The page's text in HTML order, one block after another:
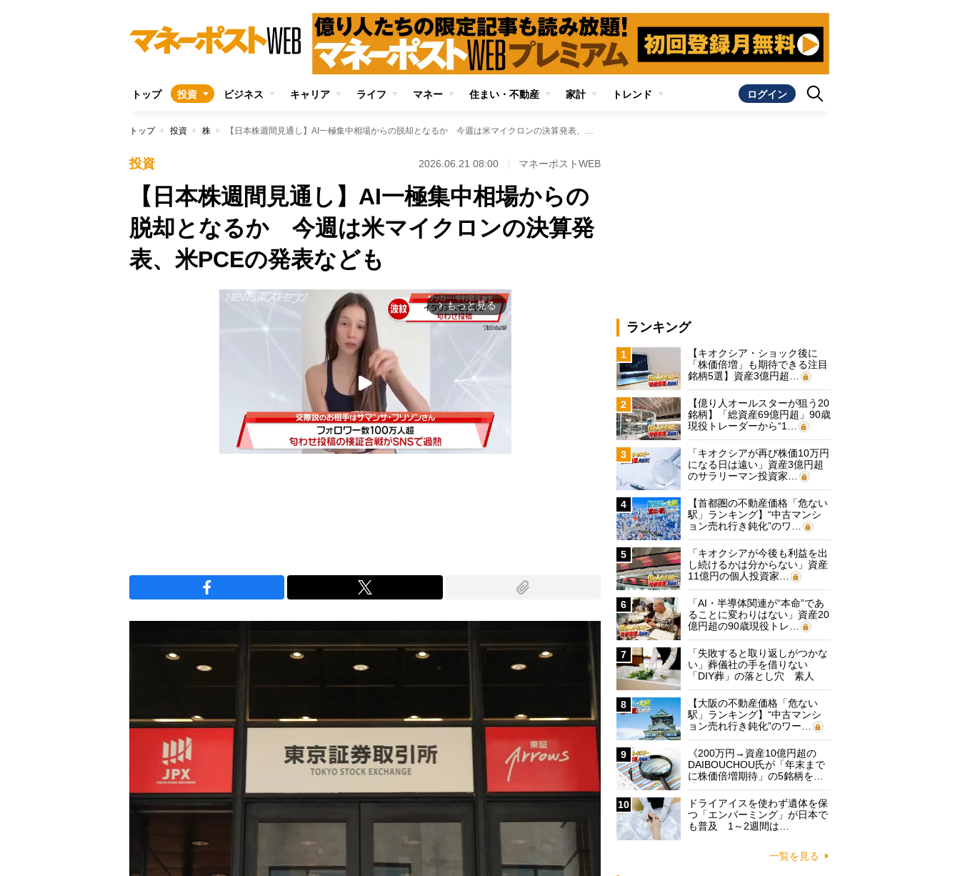
トップ 投資 ビジネス キャリア ライフ マネー 住まい・不動産 家計 トレンド ログイン
トップ 投資 株 【日本株週間見通し】AI一極集中相場からの脱却となるか 今週は米マイクロンの決算発表、米PCEの発表なども
投資 2026.06.21 08:00 マネーポストWEB
【日本株週間見通し】AI一極集中相場からの
脱却となるか 今週は米マイクロンの決算発
表、米PCEの発表なども
arrow_forward_ios もっと見る
ランキング
1
【キオクシア・ショック後に
「株価倍増」も期待できる注目
銘柄5選】資産3億円超…
2
【億り人オールスターが狙う20
銘柄】「総資産69億円超」90歳
現役トレーダーから“1…
3
「キオクシアが再び株価10万円
になる日は遠い」資産3億円超
のサラリーマン投資家…
4
【首都圏の不動産価格「危ない
駅」ランキング】“中古マンシ
ョン売れ行き鈍化”のワ…
5
「キオクシアが今後も利益を出
し続けるかは分からない」資産
11億円の個人投資家…
6
「AI・半導体関連が“本命”であ
ることに変わりはない」資産20
億円超の90歳現役トレ…
7
「失敗すると取り返しがつかな
い」葬儀社の手を借りない
「DIY葬」の落とし穴 素人
に…
8
【大阪の不動産価格「危ない
駅」ランキング】“中古マンシ
ョン売れ行き鈍化”のワー…
9
《200万円→資産10億円超の
DAIBOUCHOU氏が「年末まで
に株価倍増期待」の5銘柄を…
10
ドライアイスを使わず遺体を保
つ「エンバーミング」が日本で
も普及 1～2週間は…
一覧を見る